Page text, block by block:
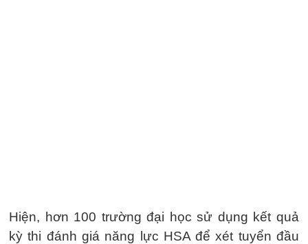
Hiện, hơn 100 trường đại học sử dụng kết quả
kỳ thi đánh giá năng lực HSA để xét tuyển đầu